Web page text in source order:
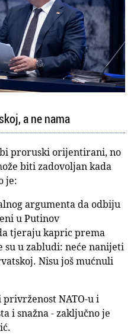
a ne nama
proruski orijentirani, no
biti zadovoljan kada
je:
argumenta da odbiju
u Putinov
tjeraju kapric prema
su u zabludi: neće nanijeti
Nisu još mućnuli
NATO-u i
i snažna - zaključno je